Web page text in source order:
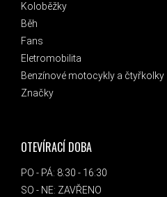
Koloběžky
Běh
Fans
Eletromobilita
Benzínové motocykly a čtyřkolky
Značky
OTEVÍRACÍ DOBA
PO - PÁ: 8:30 - 16:30
SO - NE: ZAVŘENO